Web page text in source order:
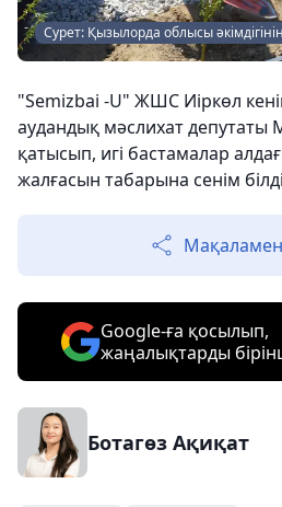
Сурет: Қызылорда облысы
"Semizbai -U" ЖШС Иіркөл
аудандық мәслихат депутаты
қатысып, игі бастамалар
жалғасын табарына сенім
Мақаламен
Google-ға қосылып,
жаңалықтарды
Ботагөз Ақиқат